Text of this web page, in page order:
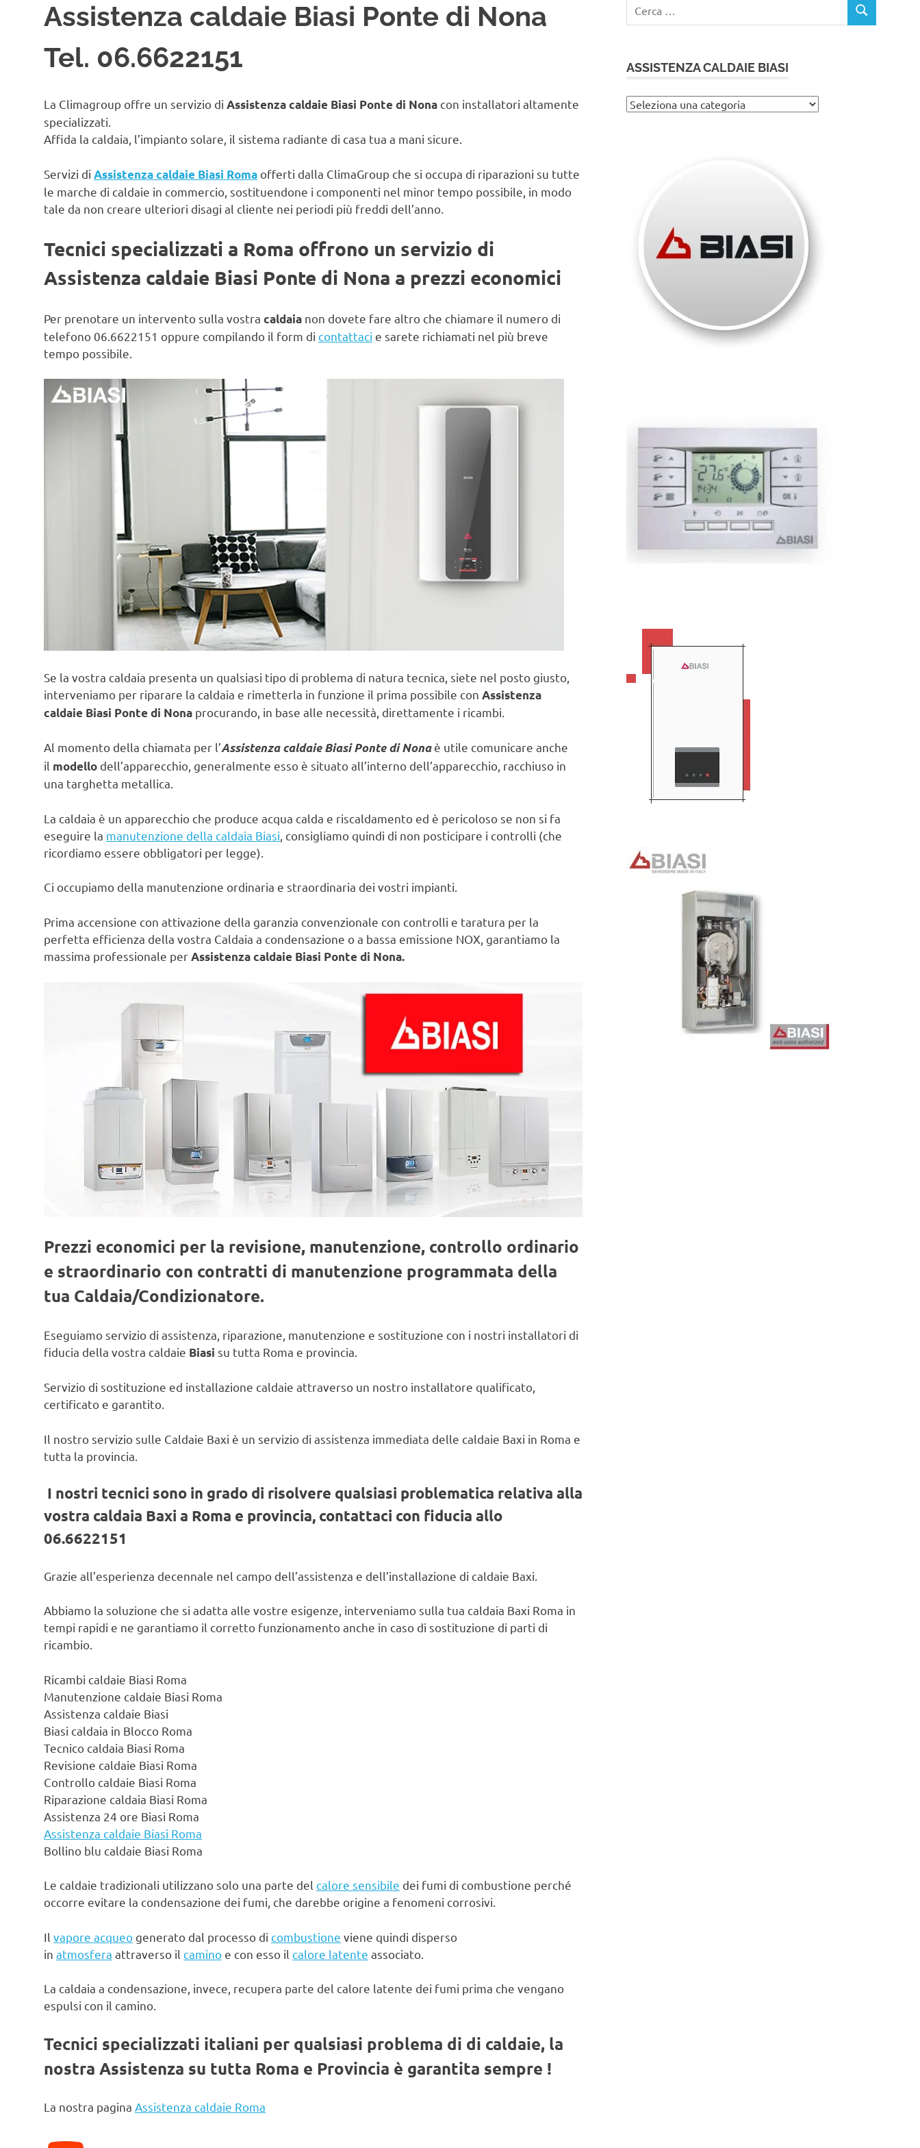
Assistenza caldaie Biasi Ponte di Nona
Tel. 06.6622151
La Climagroup offre un servizio di Assistenza caldaie Biasi Ponte di Nona con installatori altamente
specializzati.
Affida la caldaia, l’impianto solare, il sistema radiante di casa tua a mani sicure.
Servizi di Assistenza caldaie Biasi Roma offerti dalla ClimaGroup che si occupa di riparazioni su tutte
le marche di caldaie in commercio, sostituendone i componenti nel minor tempo possibile, in modo
tale da non creare ulteriori disagi al cliente nei periodi più freddi dell’anno.
Tecnici specializzati a Roma offrono un servizio di
Assistenza caldaie Biasi Ponte di Nona a prezzi economici
Per prenotare un intervento sulla vostra caldaia non dovete fare altro che chiamare il numero di
telefono 06.6622151 oppure compilando il form di contattaci e sarete richiamati nel più breve
tempo possibile.
Se la vostra caldaia presenta un qualsiasi tipo di problema di natura tecnica, siete nel posto giusto,
interveniamo per riparare la caldaia e rimetterla in funzione il prima possibile con Assistenza
caldaie Biasi Ponte di Nona procurando, in base alle necessità, direttamente i ricambi.
Al momento della chiamata per l’Assistenza caldaie Biasi Ponte di Nonaè utile comunicare anche
il modello dell’apparecchio, generalmente esso è situato all’interno dell’apparecchio, racchiuso in
una targhetta metallica.
La caldaia è un apparecchio che produce acqua calda e riscaldamento ed è pericoloso se non si fa
eseguire la manutenzione della caldaia Biasi , consigliamo quindi di non posticipare i controlli (che
ricordiamo essere obbligatori per legge).
Ci occupiamo della manutenzione ordinaria e straordinaria dei vostri impianti.
Prima accensione con attivazione della garanzia convenzionale con controlli e taratura per la
perfetta efficienza della vostra Caldaia a condensazione o a bassa emissione NOX, garantiamo la
massima professionale perAssistenza caldaie Biasi Ponte di Nona.
Prezzi economici per la revisione, manutenzione, controllo ordinario
e straordinario con contratti di manutenzione programmata della
tua Caldaia/Condizionatore.
Eseguiamo servizio di assistenza, riparazione, manutenzione e sostituzione con i nostri installatori di
fiducia della vostra caldaie Biasi su tutta Roma e provincia.
Servizio di sostituzione ed installazione caldaie attraverso un nostro installatore qualificato,
certificato e garantito.
Il nostro servizio sulle Caldaie Baxi è un servizio di assistenza immediata delle caldaie Baxi in Roma e
tutta la provincia.
I nostri tecnici sono in grado di risolvere qualsiasi problematica relativa alla
vostra caldaia Baxi a Roma e provincia, contattaci con fiducia allo
06.6622151
Grazie all’esperienza decennale nel campo dell’assistenza e dell’installazione di caldaie Baxi.
Abbiamo la soluzione che si adatta alle vostre esigenze, interveniamo sulla tua caldaia Baxi Roma in
tempi rapidi e ne garantiamo il corretto funzionamento anche in caso di sostituzione di parti di
ricambio.
Ricambi caldaie Biasi Roma
Manutenzione caldaie Biasi Roma
Assistenza caldaie Biasi
Biasi caldaia in Blocco Roma
Tecnico caldaia Biasi Roma
Revisione caldaie Biasi Roma
Controllo caldaie Biasi Roma
Riparazione caldaia Biasi Roma
Assistenza 24 ore Biasi Roma
Assistenza caldaie Biasi Roma
Bollino blu caldaie Biasi Roma
Le caldaie tradizionali utilizzano solo una parte del calore sensibile dei fumi di combustione perché
occorre evitare la condensazione dei fumi, che darebbe origine a fenomeni corrosivi.
Il vapore acqueo generato dal processo di combustione viene quindi disperso
in atmosfera attraverso il camino e con esso il calore latente associato.
La caldaia a condensazione, invece, recupera parte del calore latente dei fumi prima che vengano
espulsi con il camino.
Tecnici specializzati italiani per qualsiasi problema di di caldaie, la
nostra Assistenza su tutta Roma e Provincia è garantita sempre !
La nostra pagina Assistenza caldaie Roma
per:
CERCA
ASSISTENZA CALDAIE BIASI
Assistenza